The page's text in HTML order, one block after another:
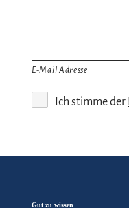
E-Mail Adresse
Ich stimme der
Gut zu wissen